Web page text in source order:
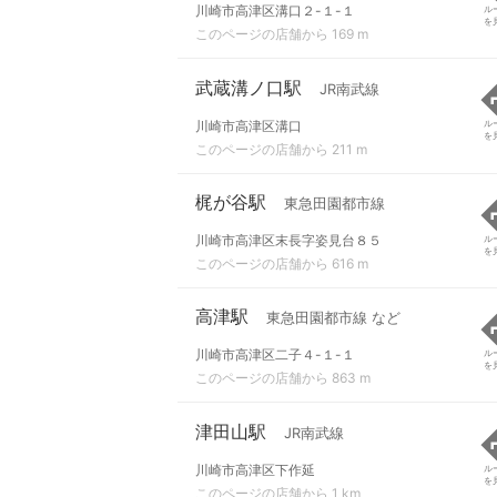
川崎市高津区溝口２-１-１
このページの店舗から 169 m
ル
を
武蔵溝ノ口駅 JR南武線
川崎市高津区溝口
このページの店舗から 211 m
ル
を
梶が谷駅 東急田園都市線
川崎市高津区末長字姿見台８５
このページの店舗から 616 m
ル
を
高津駅 東急田園都市線 など
川崎市高津区二子４-１-１
このページの店舗から 863 m
ル
を
津田山駅 JR南武線
川崎市高津区下作延
このページの店舗から 1 km
ル
を